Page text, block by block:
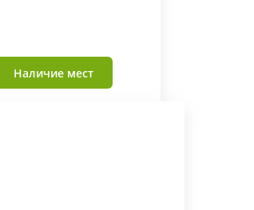
Наличие мест